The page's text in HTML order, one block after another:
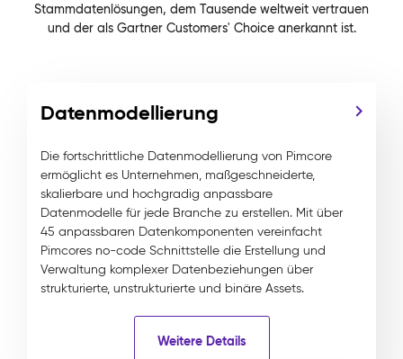
Stammdatenlösungen, dem Tausende weltweit vertrauen
und der als Gartner Customers' Choice anerkannt ist.
Datenmodellierung
Die fortschrittliche Datenmodellierung von Pimcore
ermöglicht es Unternehmen, maßgeschneiderte,
skalierbare und hochgradig anpassbare
Datenmodelle für jede Branche zu erstellen. Mit über
45 anpassbaren Datenkomponenten vereinfacht
Pimcores no-code Schnittstelle die Erstellung und
Verwaltung komplexer Datenbeziehungen über
strukturierte, unstrukturierte und binäre Assets.
Weitere Details